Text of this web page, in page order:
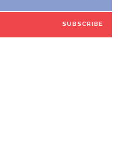
SUBSCRIBE